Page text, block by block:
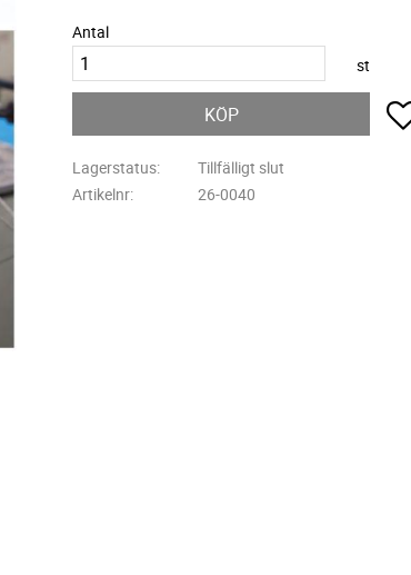
Antal
st
KÖP
Lagerstatus
Tillfälligt slut
Artikelnr
26-0040